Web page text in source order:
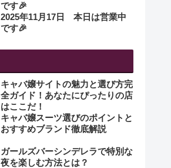
です🎉
2025年11月17日 本日は営業中
です🎉
キャバ嬢サイトの魅力と選び方完
全ガイド！あなたにぴったりの店
はここだ！
キャバ嬢スーツ選びのポイントと
おすすめブランド徹底解説
ガールズバーシンデレラで特別な
夜を楽しむ方法とは？